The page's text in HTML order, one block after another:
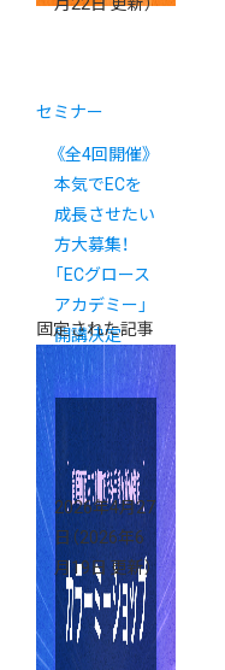
セミナー
《全4回開催》
本気でECを
成長させたい
方大募集！
「ECグロース
アカデミー」
開講決定
固定された記事
2026年4月27
日 （2026年6
月19日 更新）